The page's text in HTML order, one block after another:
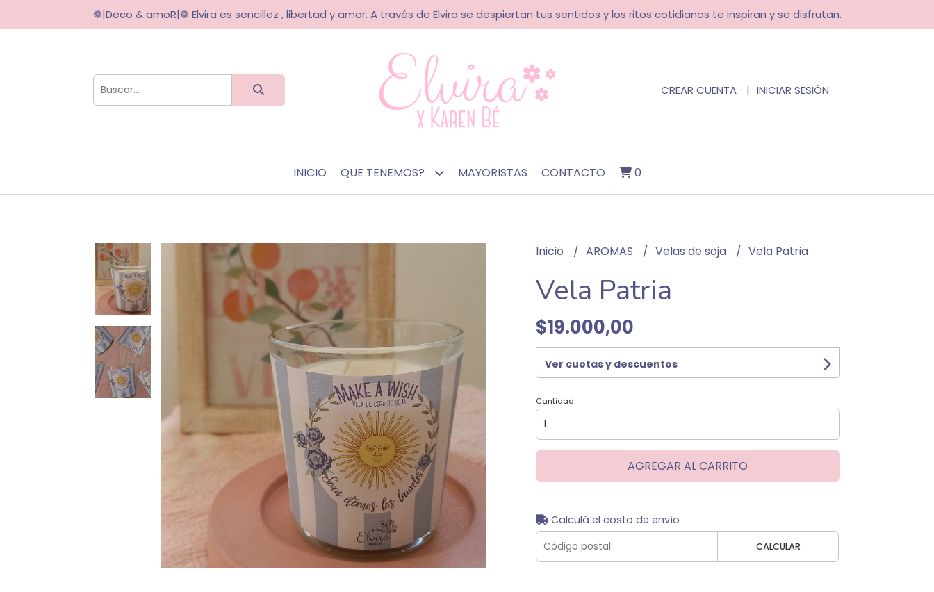
❁|Deco & amoR|❁ Elvira es sencillez , libertad y amor. A través de Elvira se despiertan tus sentidos y los ritos cotidianos te inspiran y se disfrutan.
CREAR CUENTA INICIAR SESIÓN
INICIO QUE TENEMOS? MAYORISTAS CONTACTO 0
Inicio AROMAS Velas de soja Vela Patria
Vela Patria
$19.000,00
Ver cuotas y descuentos
Cantidad
AGREGAR AL CARRITO
Calculá el costo de envío
CALCULAR